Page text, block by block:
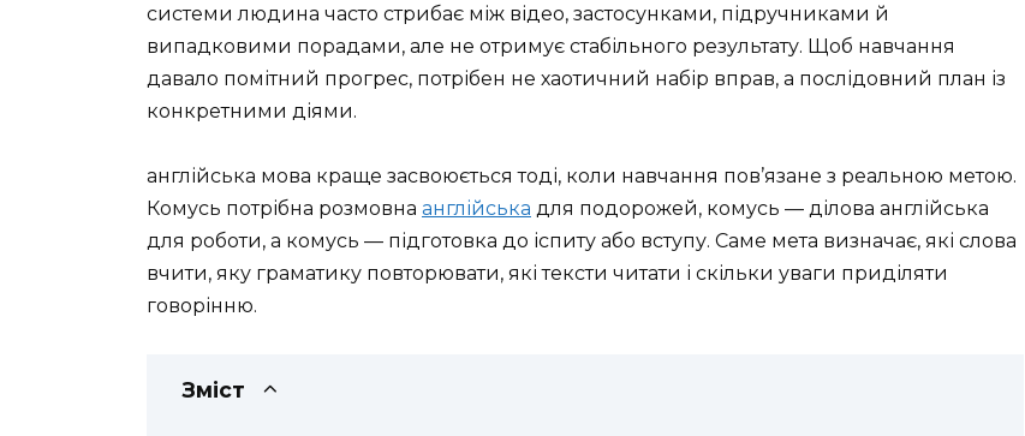
системи людина часто стрибає між відео, застосунками, підручниками й
випадковими порадами, але не отримує стабільного результату. Щоб навчання
давало помітний прогрес, потрібен не хаотичний набір вправ, а послідовний план із
конкретними діями.
англійська мова краще засвоюється тоді, коли навчання пов’язане з реальною метою.
Комусь потрібна розмовна англійська для подорожей, комусь — ділова англійська
для роботи, а комусь — підготовка до іспиту або вступу. Саме мета визначає, які слова
вчити, яку граматику повторювати, які тексти читати і скільки уваги приділяти
говорінню.
Зміст